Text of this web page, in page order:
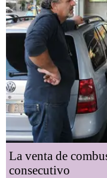
La venta de
consecutivo